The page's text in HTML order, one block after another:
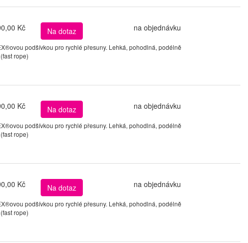
Kč Na dotaz na objednávku
podšívkou pro rychlé přesuny. Lehká, pohodlná, podélně
rope)
Kč Na dotaz na objednávku
podšívkou pro rychlé přesuny. Lehká, pohodlná, podélně
rope)
Kč Na dotaz na objednávku
podšívkou pro rychlé přesuny. Lehká, pohodlná, podélně
rope)